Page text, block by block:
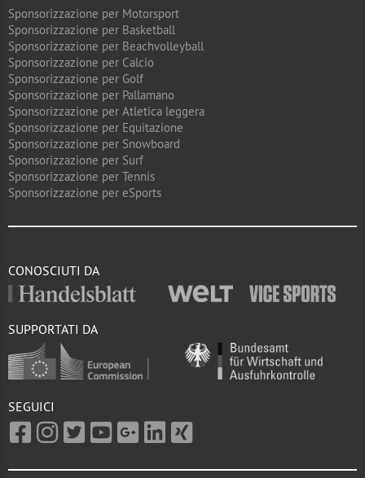
Sponsorizzazione per Motorsport
Sponsorizzazione per Basketball
Sponsorizzazione per Beachvolleyball
Sponsorizzazione per Calcio
Sponsorizzazione per Golf
Sponsorizzazione per Pallamano
Sponsorizzazione per Atletica leggera
Sponsorizzazione per Equitazione
Sponsorizzazione per Snowboard
Sponsorizzazione per Surf
Sponsorizzazione per Tennis
Sponsorizzazione per eSports
CONOSCIUTI DA
SUPPORTATI DA
SEGUICI